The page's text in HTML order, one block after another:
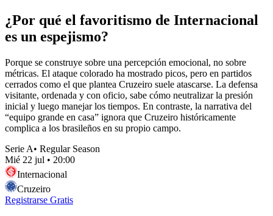
¿Por qué el favoritismo de Internacional
es un espejismo?
Porque se construye sobre una percepción emocional, no sobre
métricas. El ataque colorado ha mostrado picos, pero en partidos
cerrados como el que plantea Cruzeiro suele atascarse. La defensa
visitante, ordenada y con oficio, sabe cómo neutralizar la presión
inicial y luego manejar los tiempos. En contraste, la narrativa del
“equipo grande en casa” ignora que Cruzeiro históricamente
complica a los brasileños en su propio campo.
Serie A• Regular Season
Mié 22 jul • 20:00
Internacional
Cruzeiro
Registrarse Gratis